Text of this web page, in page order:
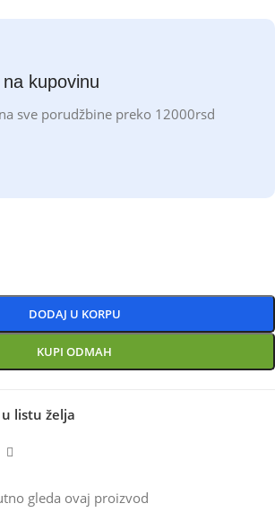
kupovinu
sve porudžbine preko 12000rsd
DODAJ U KORPU
KUPI ODMAH
listu želja
gleda ovaj proizvod